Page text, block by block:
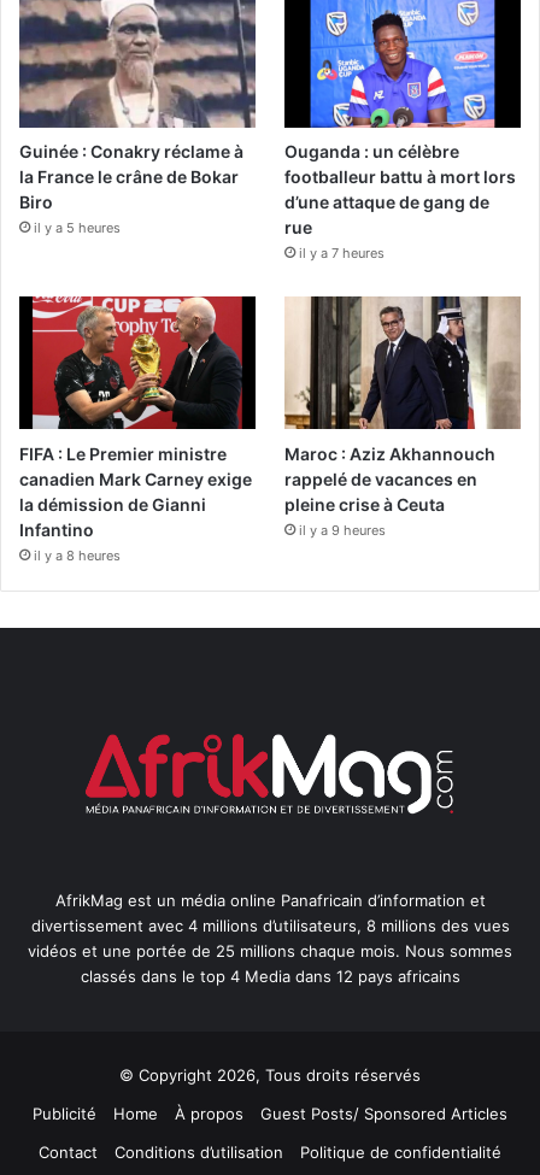
Guinée : Conakry réclame à
la France le crâne de Bokar
Biro
il y a 5 heures
Ouganda : un célèbre
footballeur battu à mort lors
d’une attaque de gang de
rue
il y a 7 heures
FIFA : Le Premier ministre
canadien Mark Carney exige
la démission de Gianni
Infantino
il y a 8 heures
Maroc : Aziz Akhannouch
rappelé de vacances en
pleine crise à Ceuta
il y a 9 heures
AfrikMag est un média online Panafricain d’information et
divertissement avec 4 millions d’utilisateurs, 8 millions des vues
vidéos et une portée de 25 millions chaque mois. Nous sommes
classés dans le top 4 Media dans 12 pays africains
© Copyright 2026, Tous droits réservés
Publicité
Home À propos
Guest Posts/ Sponsored Articles
Contact
Conditions d’utilisation Politique de confidentialité